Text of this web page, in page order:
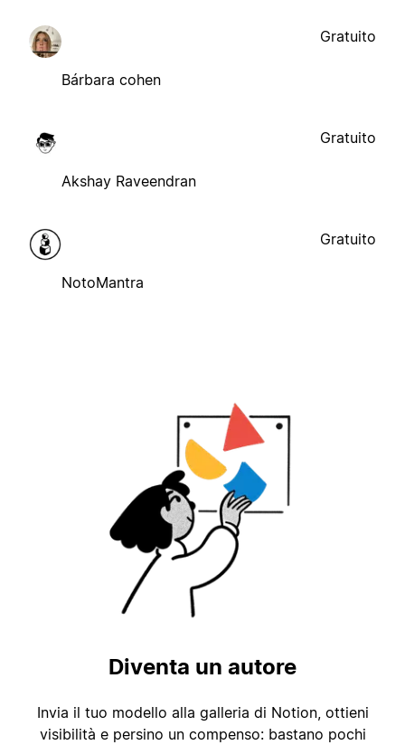
Bárbara cohen
Gratuito
Akshay Raveendran
Gratuito
NotoMantra
Gratuito
Diventa un autore
Invia il tuo modello alla galleria di Notion, ottieni
visibilità e persino un compenso: bastano pochi